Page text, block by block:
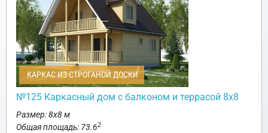
КАРКАС ИЗ СТРОГАНОЙ ДОСКИ
№125 Каркасный дом с балконом и террасой 8х8
Размер: 8х8 м
Общая площадь: 73.62